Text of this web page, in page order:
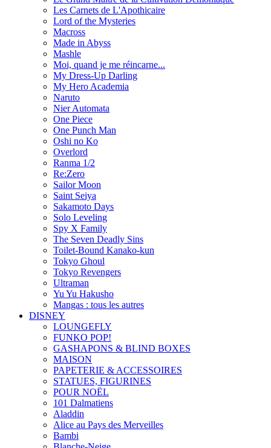
Les Carnets de L'Apothicaire
Lord of the Mysteries
Macross
Made in Abyss
Mashle
Moi, quand je me réincarne...
My Dress-Up Darling
My Hero Academia
Naruto
Nier Automata
One Piece
One Punch Man
Oshi no Ko
Overlord
Ranma 1/2
Re:Zero
Sailor Moon
Saint Seiya
Sakamoto Days
Solo Leveling
Spy X Family
The Seven Deadly Sins
Toilet-Bound Kanako-kun
Tokyo Ghoul
Tokyo Revengers
Ultraman
Yu Yu Hakusho
Mangas : tous les autres
DISNEY
LOUNGEFLY
FUNKO POP!
GASHAPONS & BLIND BOXES
MAISON
PAPETERIE & ACCESSOIRES
STATUES, FIGURINES
POUR NOËL
101 Dalmatiens
Aladdin
Alice au Pays des Merveilles
Bambi